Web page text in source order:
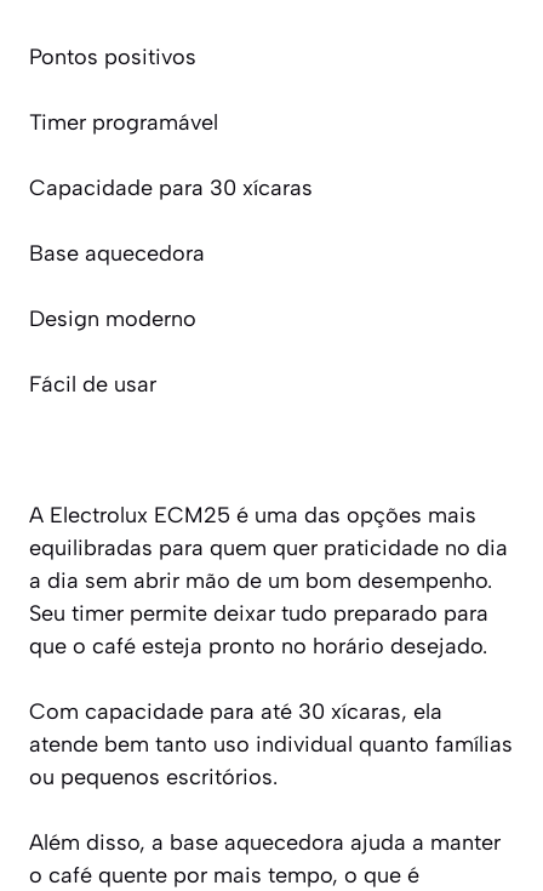
Pontos positivos
Timer programável
Capacidade para 30 xícaras
Base aquecedora
Design moderno
Fácil de usar
A Electrolux ECM25 é uma das opções mais
equilibradas para quem quer praticidade no dia
a dia sem abrir mão de um bom desempenho.
Seu timer permite deixar tudo preparado para
que o café esteja pronto no horário desejado.
Com capacidade para até 30 xícaras, ela
atende bem tanto uso individual quanto famílias
ou pequenos escritórios.
Além disso, a base aquecedora ajuda a manter
o café quente por mais tempo, o que é